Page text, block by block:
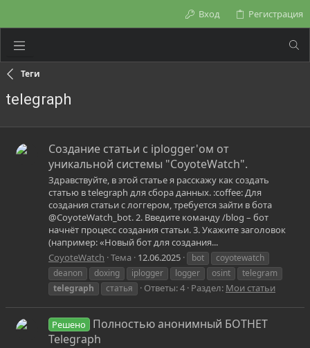
Вход Регистрация
Теги
telegraph
Создание статьи с iplogger'ом от
уникальной системы "CoyoteWatch".
Здравствуйте, в этой статье я расскажу как создать
статью в telegraph для сбора данных. :coffee: Для
создания статьи с логгером, требуется зайти в бота
@CoyoteWatch_bot. 2. Введите команду /blog – бот
начнёт процесс создания статьи. 3. Укажите заголовок
(например: «Новый бот для создания...
CoyoteWatch Тема 12.06.2025 bot
coyotewatch
deanon
doxing iplogger logger osint
telegram
telegraph
статья Ответы: 4 Раздел: Мои статьи
Решено
Полностью анонимный БОТНЕТ
Telegraph